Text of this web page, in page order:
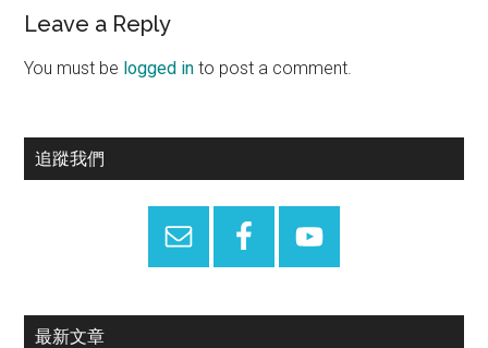
Reader
Interactions
Leave a Reply
You must be logged in to post a comment.
Primary
追蹤我們
最新文章